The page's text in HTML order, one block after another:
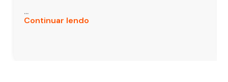
...
Continuar lendo